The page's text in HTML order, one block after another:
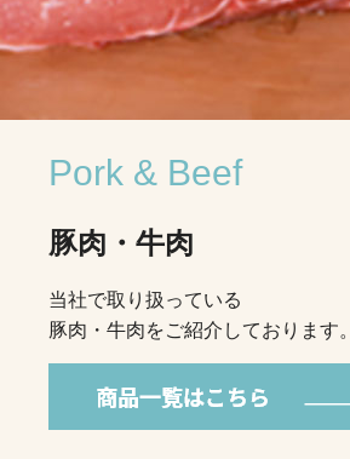
Pork & Beef
豚肉・牛肉
当社で取り扱っている
豚肉・牛肉をご紹介しております。